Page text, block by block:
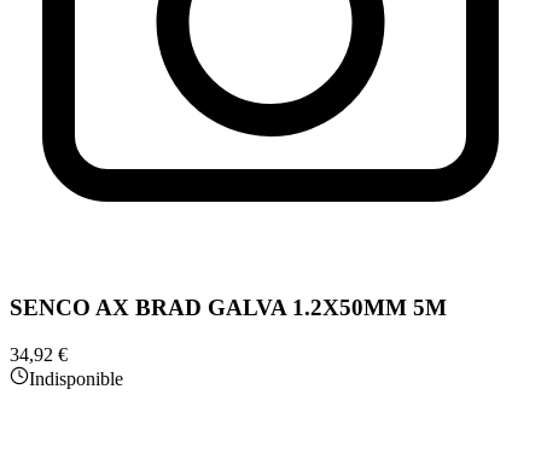
SENCO AX BRAD GALVA 1.2X50MM 5M
34,92 €
Indisponible